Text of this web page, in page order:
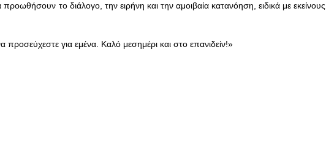
το διάλογο, την ειρήνη και την αμοιβαία κατανόηση, ειδικά με εκείνους
για εμένα. Καλό μεσημέρι και στο επανιδείν!»